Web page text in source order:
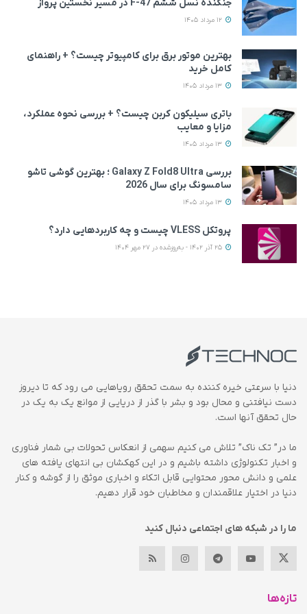
جنگنده نسل ششم F-47 در مسیر نخستین پرواز
بهترین موتور برق برای کامپیوتر چیست؟ + راهنمای
کامل خرید
باتری سیلیکون کربن چیست؟ + بررسی نحوه عملکرد،
مزایا و معایب
بررسی Galaxy Z Fold8 Ultra ؛ بهترین گوشی تاشو
سامسونگ برای سال 2026
پروتکل VLESS چیست و چه کاربردهایی دارد؟
دنیا با سرعتی خیره کننده به سمت تحقق رویاهایی می رود که تا دیروز
دست نیافتنی و محال بود و بشر با گذر از دریایی از موانع یک به یک در
حال تحقق آنها است.
ما در” تک ناک” تلاش می کنیم سهمی از انعکاس تحولات بی شمار فناوری
و اخبار تکنولوژی داشته باشیم و در این کهکشان بی انتهای یافته های
علمی و دانش محور محتوایی قابل اتکاء و اخباری موثق را از گوشه و کنار
دنیا در اختیار علاقمندان و مخاطبان خود قرار دهیم.
ما را در شبکه های اجتماعی دنبال کنید
تازه‌ها